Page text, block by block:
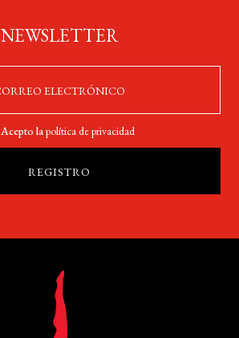
NEWSLETTER
Acepto lapolítica de privacidad